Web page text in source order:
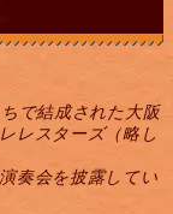
で結成された大阪
レスターズ（略し
奏会を披露してい